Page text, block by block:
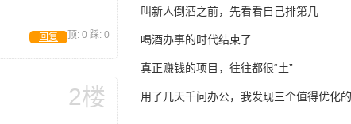
顶: 0 踩: 0
回复
2楼
叫新人倒酒之前，先看看自己排第几
喝酒办事的时代结束了
真正赚钱的项目，往往都很“土”
用了几天千问办公，我发现三个值得优化